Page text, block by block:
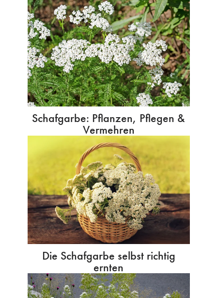
Schafgarbe: Pflanzen, Pflegen &
Vermehren
Die Schafgarbe selbst richtig
ernten